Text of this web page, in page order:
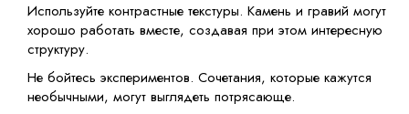
Используйте контрастные текстуры. Камень и гравий могут
хорошо работать вместе, создавая при этом интересную
структуру.
Не бойтесь экспериментов. Сочетания, которые кажутся
необычными, могут выглядеть потрясающе.